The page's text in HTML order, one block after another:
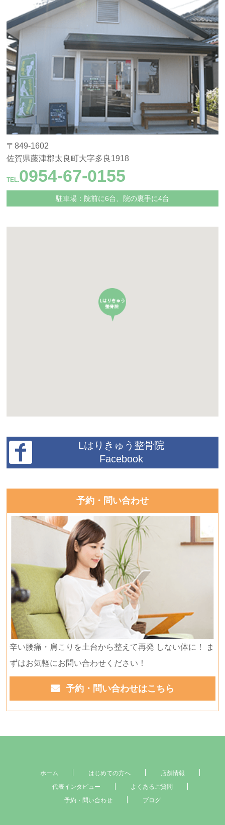
〒849-1602
佐賀県藤津郡太良町大字多良1918
TEL.0954-67-0155
駐車場：院前に6台、院の裏手に4台
Lはりきゅう整骨院
Facebook
予約・問い合わせ
辛い腰痛・肩こりを土台から整えて再発 しない体に！ ま
ずはお気軽にお問い合わせください！
予約・問い合わせはこちら
ホーム はじめての方へ
店舗情報
代表インタビュー
よくあるご質問
予約・問い合わせ
ブログ